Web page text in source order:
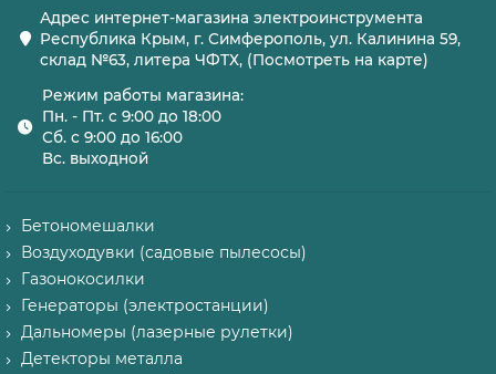
Адрес интернет-магазина электроинструмента
Республика Крым, г. Симферополь, ул. Калинина 59,
склад №63, литера ЧФТХ, (Посмотреть на карте)
Режим работы магазина:
Пн. - Пт. с 9:00 до 18:00
Сб. с 9:00 до 16:00
Вс. выходной
Бетономешалки
Воздуходувки (садовые пылесосы)
Газонокосилки
Генераторы (электростанции)
Дальномеры (лазерные рулетки)
Детекторы металла